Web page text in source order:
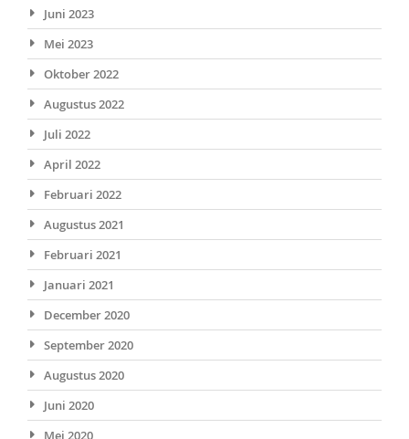
Juni 2023
Mei 2023
Oktober 2022
Augustus 2022
Juli 2022
April 2022
Februari 2022
Augustus 2021
Februari 2021
Januari 2021
December 2020
September 2020
Augustus 2020
Juni 2020
Mei 2020